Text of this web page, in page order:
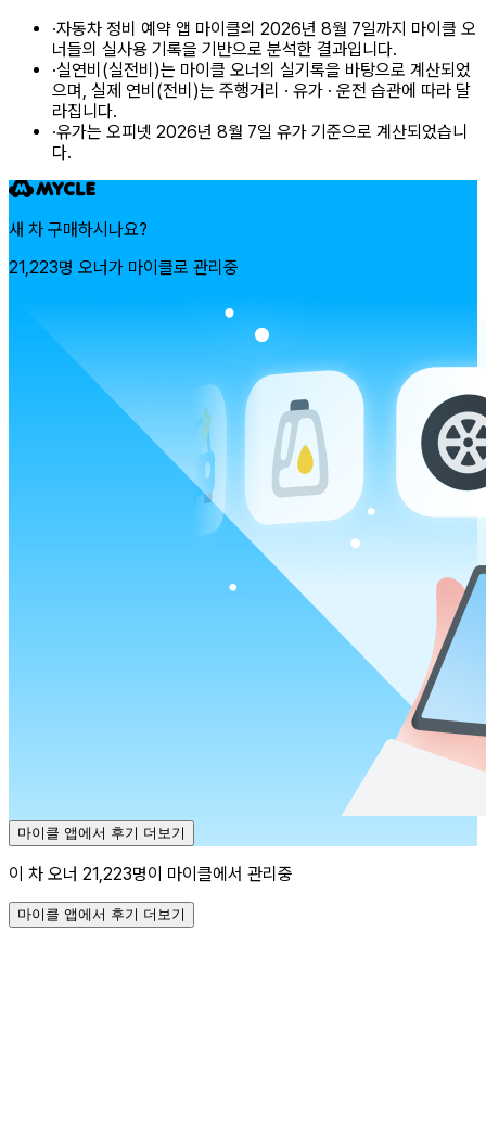
·자동차 정비 예약 앱 마이클의 2026년 8월 7일까지 마이클 오
너들의 실사용 기록을 기반으로 분석한 결과입니다.
·실연비(실전비)는 마이클 오너의 실기록을 바탕으로 계산되었
으며, 실제 연비(전비)는 주행거리 · 유가 · 운전 습관에 따라 달
라집니다.
·유가는 오피넷 2026년 8월 7일 유가 기준으로 계산되었습니
다.
새 차 구매하시나요?
21,223명 오너가 마이클로 관리중
마이클 앱에서 후기 더보기
이 차 오너 21,223명이 마이클에서 관리중
마이클 앱에서 후기 더보기